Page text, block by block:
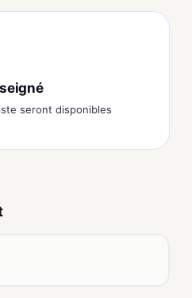
seront disponibles